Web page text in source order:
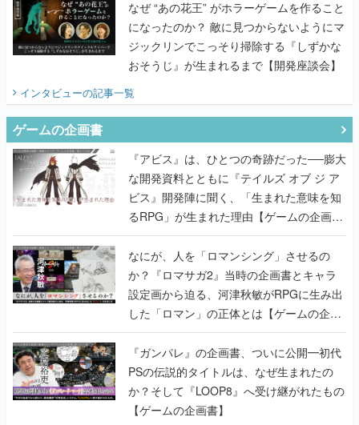
なぜ “あの花王” がホラーゲームを作ること
になったのか？ 敵に見つからないようにマ
ジックリンでこっそり掃除する『しずかな
おそうじ』が生まれるまで【開発座談会】
インタビューの記事一覧
ゲームの企画書
『アビス』は、ひとつの奇跡だった──膨大
な開発資料とともに『テイルズ オブ ジ ア
ビス』開発陣に聞く、「生まれた意味を知
るRPG」が生まれた理由【ゲームの企画
書】
なにが、人を「ロマンシング」させるの
か？『ロマサガ2』当時の企画書とキャラ
設定画から迫る、河津秋敏がRPGに生み出
した「ロマン」の正体とは【ゲームの企画
書】
『ガンパレ』の企画書、ついに公開━初代
PSの伝説的タイトルは、なぜ生まれたの
か？そして『LOOP8』へ受け継がれたもの
【ゲームの企画書】